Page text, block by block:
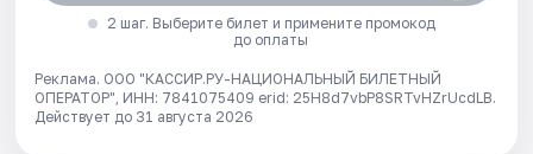
2 шаг. Выберите билет и примените промокод
до оплаты
Реклама. ООО "КАССИР.РУ-НАЦИОНАЛЬНЫЙ БИЛЕТНЫЙ
ОПЕРАТОР", ИНН: 7841075409 erid: 25H8d7vbP8SRTvHZrUcdLB.
Действует до 31 августа 2026